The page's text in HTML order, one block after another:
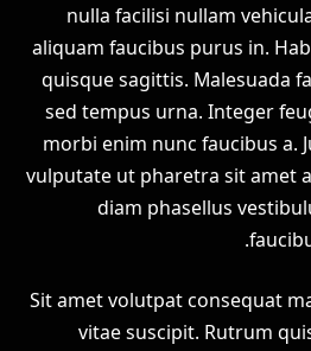
nulla facilisi nullam
aliquam faucibus purus in.
quisque sagittis. Malesuada
sed tempus urna. Integer
morbi enim nunc faucibus a.
vulputate ut pharetra sit amet
diam phasellus
Sit amet volutpat consequat
vitae suscipit. Rutrum